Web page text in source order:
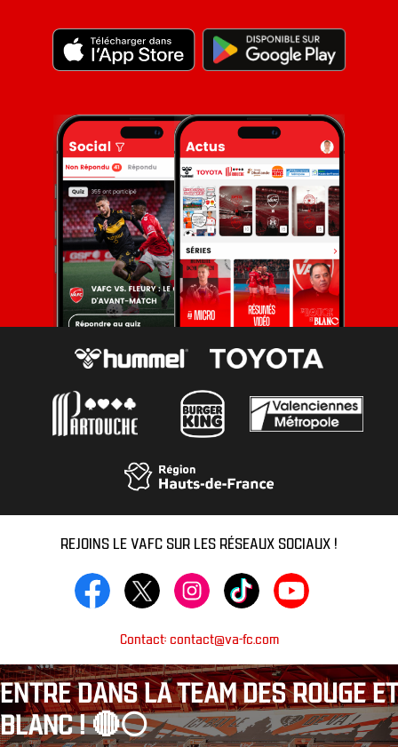
REJOINS LE VAFC SUR LES RÉSEAUX SOCIAUX !
Contact: contact@va-fc.com
ENTRE DANS LA TEAM DES ROUGE ET
BLANC ! 🔴⚪️